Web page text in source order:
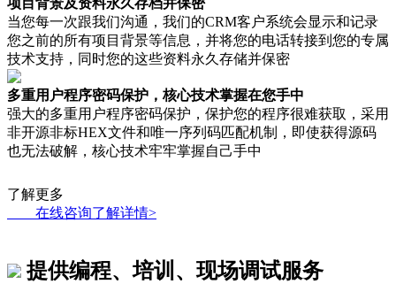
项目背景及资料永久存档并保密
当您每一次跟我们沟通，我们的CRM客户系统会显示和记录
您之前的所有项目背景等信息，并将您的电话转接到您的专属
技术支持，同时您的这些资料永久存储并保密
多重用户程序密码保护，核心技术掌握在您手中
强大的多重用户程序密码保护，保护您的程序很难获取，采用
非开源非标HEX文件和唯一序列码匹配机制，即使获得源码
也无法破解，核心技术牢牢掌握自己手中
了解更多
在线咨询了解详情>
提供编程、培训、现场调试服务